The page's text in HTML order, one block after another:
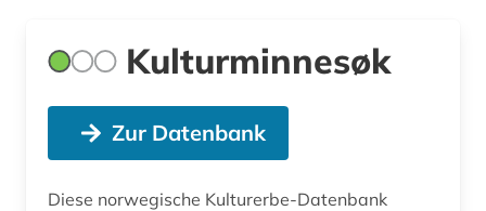
Kulturminnesøk
Zur Datenbank
Diese norwegische Kulturerbe-Datenbank